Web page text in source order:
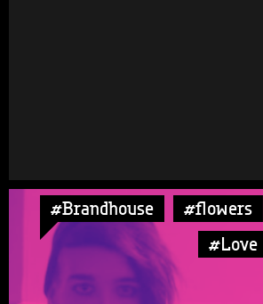
#Brandhouse #flowers
#Love